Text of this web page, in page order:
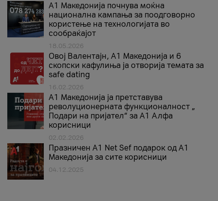
A1 Македонија почнува моќна
национална кампања за поодговорно
користење на технологијата во
сообраќајот
18.05.2026
Овој Валентајн, A1 Македонија и 6
скопски кафулиња ја отворија темата за
safe dating
16.02.2026
А1 Македонија ја претставува
револуционерната функционалност „
Подари на пријател“ за А1 Алфа
корисници
02.02.2026
Празничен A1 Net Sеf подарок од А1
Македонија за сите корисници
04.12.2025